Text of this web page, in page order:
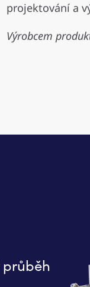
projektování a
Výrobcem